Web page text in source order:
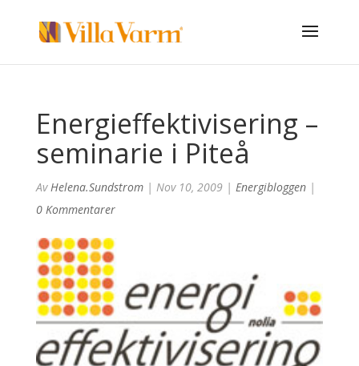
Energieffektivisering –
seminarie i Piteå
AvHelena.sundstrom| Nov 10, 2009| Energibloggen|
0 Kommentarer